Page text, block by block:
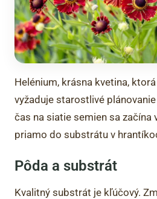
Helénium, krásna kvetina,
vyžaduje starostlivé
čas na siatie semien sa začína
priamo do substrátu v
Pôda a substrát
Kvalitný substrát je kľúčový.